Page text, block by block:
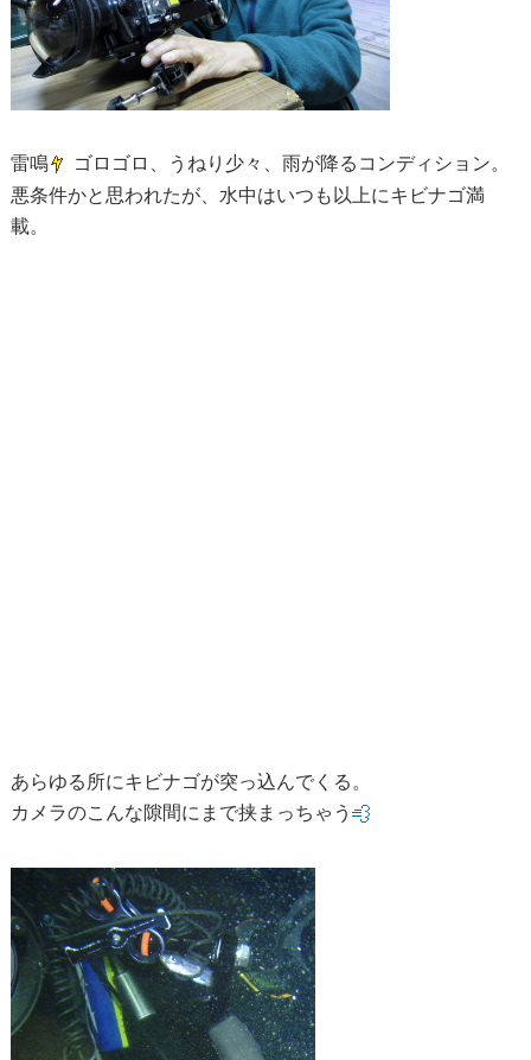
雷鳴
ゴロゴロ、うねり少々、雨が降るコンディション。
悪条件かと思われたが、水中はいつも以上にキビナゴ満
載。
あらゆる所にキビナゴが突っ込んでくる。
カメラのこんな隙間にまで挟まっちゃう